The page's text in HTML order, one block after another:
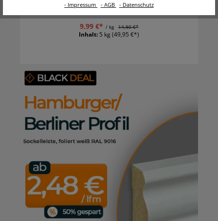
9,99 €* / kg 14,90 €*
Inhalt: 5 kg(49,95 €*)
- Impressum - AGB - Datenschutz